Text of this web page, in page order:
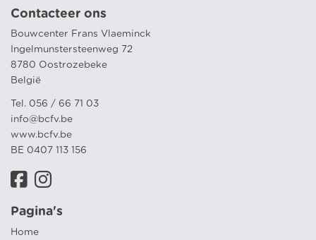
Contacteer ons
Bouwcenter Frans Vlaeminck
Ingelmunstersteenweg 72
8780 Oostrozebeke
België
Tel. 056 / 66 71 03
info@bcfv.be
www.bcfv.be
BE 0407 113 156
Pagina's
Home